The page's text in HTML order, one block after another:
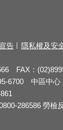
告 隱私權及安
FAX：
6700 中區中
286586 勞檢